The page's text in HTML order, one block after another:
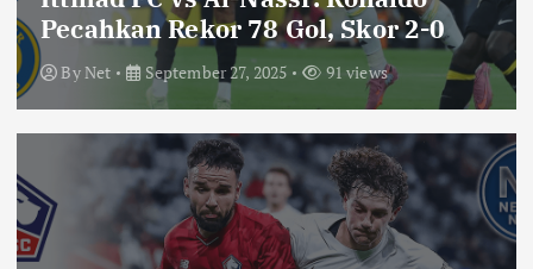
Pecahkan Rekor 78 Gol, Skor 2-0
ByNet September 27, 2025 91 views